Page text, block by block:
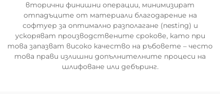
вторични финишни операции, минимизират
отпадъците от материали благодарение на
софтуер за оптимално разполагане (nesting) и
ускоряват производствените срокове, като при
това запазват високо качество на ръбовете – често
това прави излишни допълнителните процеси на
шлифоване или дебъринг.